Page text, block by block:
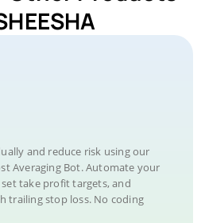
and reduce risk using our
Averaging Bot. Automate your
take profit targets, and
trailing stop loss. No coding